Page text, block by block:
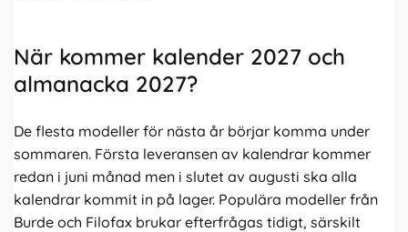
När kommer kalender 2027 och
almanacka 2027?
De flesta modeller för nästa år börjar komma under
sommaren. Första leveransen av kalendrar kommer
redan i juni månad men i slutet av augusti ska alla
kalendrar kommit in på lager. Populära modeller från
Burde och Filofax brukar efterfrågas tidigt, särskilt